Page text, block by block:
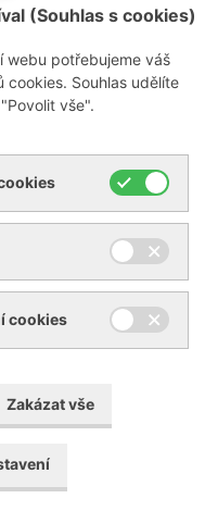
(Souhlas s cookies)
webu potřebujeme váš
cookies. Souhlas udělíte
vše".
cookies
Zakázat vše